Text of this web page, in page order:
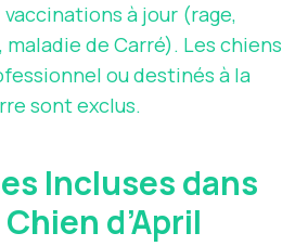
à jour (rage,
de Carré). Les chiens
ou destinés à la
sont exclus.
Incluses dans
d’April